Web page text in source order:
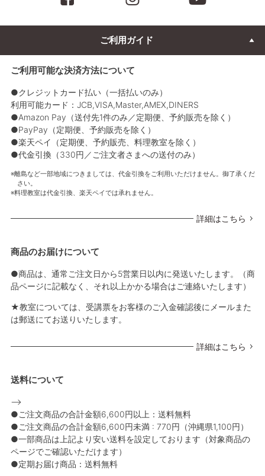
ご利用ガイド
ご利用可能な決済方法について
●クレジットカード払い（一括払いのみ）
利用可能カード：JCB,VISA,Master,AMEX,DINERS
●Amazon Pay（送付先1件のみ／定期便、予約販売を除く）
●PayPay（定期便、予約販売を除く）
●楽天ペイ（定期便、予約販売、料理教室を除く）
●代金引換（330円／ご注文者さまへの送付のみ）
離島など一部地域につきましては、代金引換をご利用いただけません。御了承くだ
さい。
料理教室は代金引換、楽天ペイでは承れません。
詳細はこちら
商品のお届けについて
●商品は、通常ご注文日から5営業日以内に発送いたします。（商
品ページに記載なく、それ以上かかる場合はご連絡いたします）
★教室については、受講票をお客様のご入金確認後にメールまた
は郵送にてお送りいたします。
詳細はこちら
送料について
-->
●ご注文商品の合計金額6,600円以上：送料無料
●ご注文商品の合計金額6,600円未満 : 770円（沖縄県1,100円）
●一部商品は上記より安い送料を設定しております（対象商品の
ページでご確認いただけます）
●定期お届け商品：送料無料